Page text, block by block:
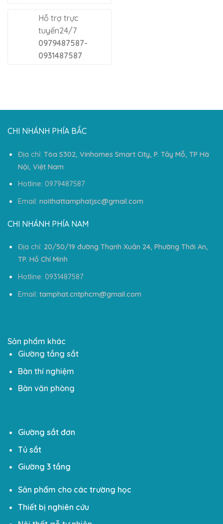
Hỗ trợ trực
tuyến24/7
0979487587-
0931487587
CHI NHÁNH PHÍA BẮC
Địa chỉ: Tòa S302, Vinhomes Smart City, P. Tây Mỗ, TP Hà
Nội, Việt Nam
Hotline: 0979487587
Email: noithattamphatjsc@gmail.com
CHI NHÁNH PHÍA NAM
Địa chỉ: 20/50/19 đường Thạnh Xuân 24, Phường Thới An,
TP. Hồ Chí Minh
Hotline: 0931487587
Email: tamphat.cntphcm@gmail.com
Sản phẩm khác
Giường tầng sắt
Bàn thí nghiệm
Bàn văn phòng
Giường sắt đơn
Tủ sắt
Giường 3 tầng
Sản phẩm cho các trường học
Thiết bị nghiên cứu